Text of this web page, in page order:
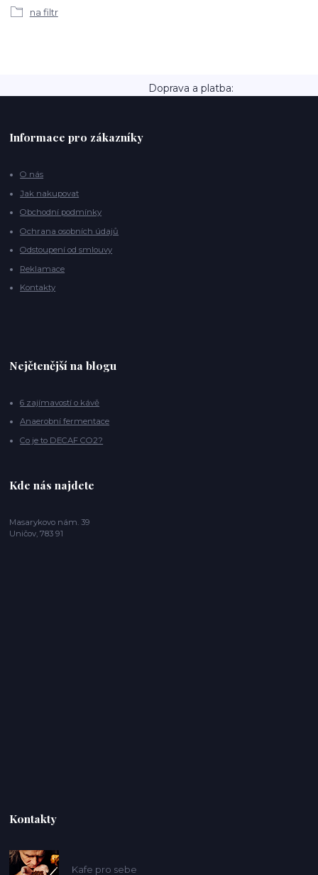
na filtr
Doprava a platba:
Informace pro zákazníky
O nás
Jak nakupovat
Obchodní podmínky
Ochrana osobních údajů
Odstoupení od smlouvy
Reklamace
Kontakty
Nejčtenější na blogu
6 zajímavostí o kávě
Anaerobní fermentace
Co je to DECAF CO2?
Kde nás najdete
Masarykovo nám. 39
Uničov, 783 91
Kontakty
Kafe pro sebe